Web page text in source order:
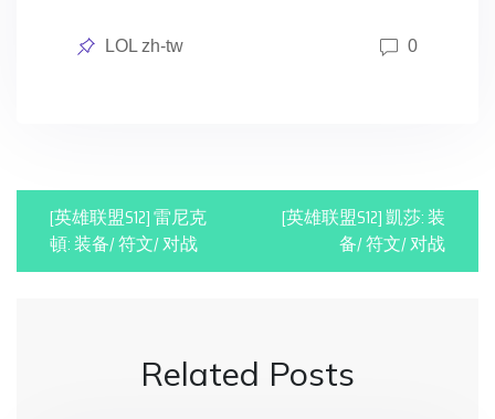
Posted
LOL zh-tw 0
[英雄联盟S12] 雷尼克
頓: 装备/ 符文/ 对战
[英雄联盟S12] 凱莎: 装
备/ 符文/ 对战
Related Posts